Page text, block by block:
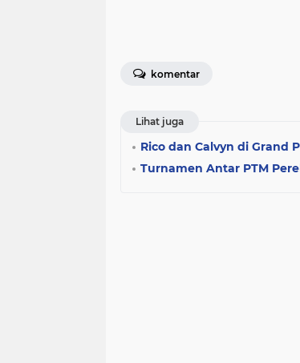
komentar
Lihat juga
Rico dan Calvyn di Grand
Turnamen Antar PTM